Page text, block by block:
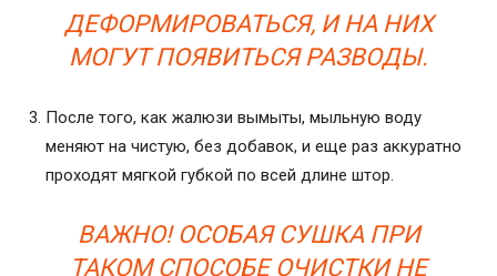
ДЕФОРМИРОВАТЬСЯ, И НА НИХ
МОГУТ ПОЯВИТЬСЯ РАЗВОДЫ.
После того, как жалюзи вымыты, мыльную воду
меняют на чистую, без добавок, и еще раз аккуратно
проходят мягкой губкой по всей длине штор.
ВАЖНО! ОСОБАЯ СУШКА ПРИ
ТАКОМ СПОСОБЕ ОЧИСТКИ НЕ